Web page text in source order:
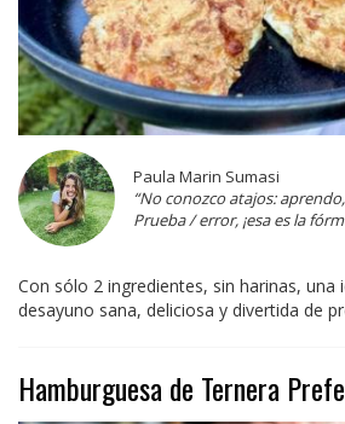
Paula Marin Sumasi
“No conozco atajos:
Prueba / error, ¡esa es la
Con sólo 2 ingredientes, sin harinas, una
desayuno sana, deliciosa y divertida de
Hamburguesa de Ternera